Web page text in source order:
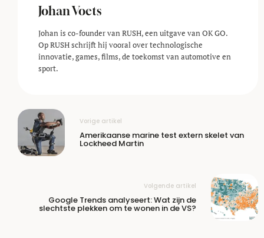
Johan Voets
Johan is co-founder van RUSH, een uitgave van OK GO.
Op RUSH schrijft hij vooral over technologische
innovatie, games, films, de toekomst van automotive en
sport.
Vorige artikel
Amerikaanse marine test extern skelet van
Lockheed Martin
Volgende artikel
Google Trends analyseert: Wat zijn de
slechtste plekken om te wonen in de VS?